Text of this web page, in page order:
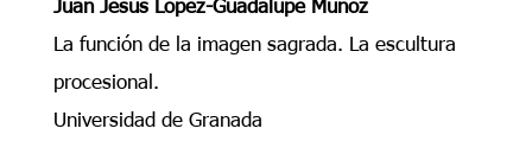
La función de la imagen sagrada. La escultura
procesional.
Universidad de Granada